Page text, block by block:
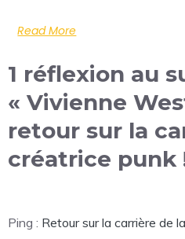
Read More
1 réflexion au
« Vivienne
retour sur la
créatrice punk
Ping : Retour sur la carrière de